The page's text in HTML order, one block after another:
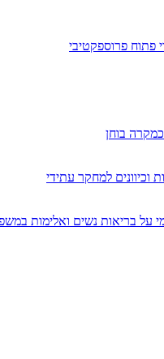
פתוח פרוספקטיבי
וכיוונים למחקר עתידי
על בריאות נשים ואלימות